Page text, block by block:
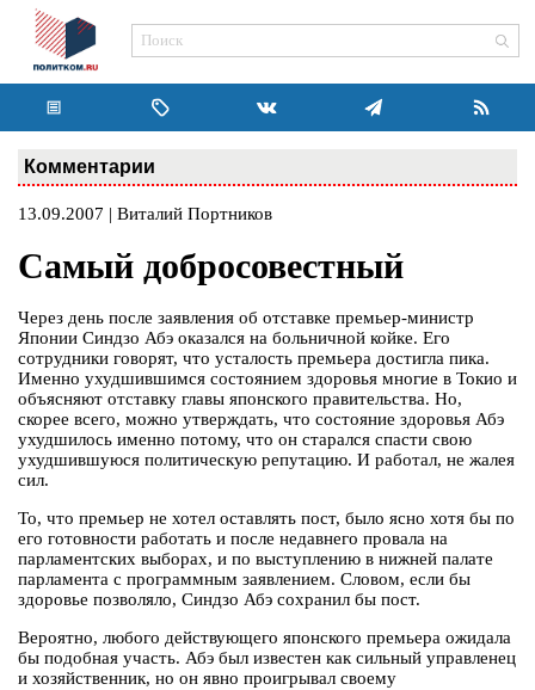
Комментарии
13.09.2007 | Виталий Портников
Самый добросовестный
Через день после заявления об отставке премьер-министр
Японии Синдзо Абэ оказался на больничной койке. Его
сотрудники говорят, что усталость премьера достигла пика.
Именно ухудшившимся состоянием здоровья многие в Токио и
объясняют отставку главы японского правительства. Но,
скорее всего, можно утверждать, что состояние здоровья Абэ
ухудшилось именно потому, что он старался спасти свою
ухудшившуюся политическую репутацию. И работал, не жалея
сил.
То, что премьер не хотел оставлять пост, было ясно хотя бы по
его готовности работать и после недавнего провала на
парламентских выборах, и по выступлению в нижней палате
парламента с программным заявлением. Словом, если бы
здоровье позволяло, Синдзо Абэ сохранил бы пост.
Вероятно, любого действующего японского премьера ожидала
бы подобная участь. Абэ был известен как сильный управленец
и хозяйственник, но он явно проигрывал своему